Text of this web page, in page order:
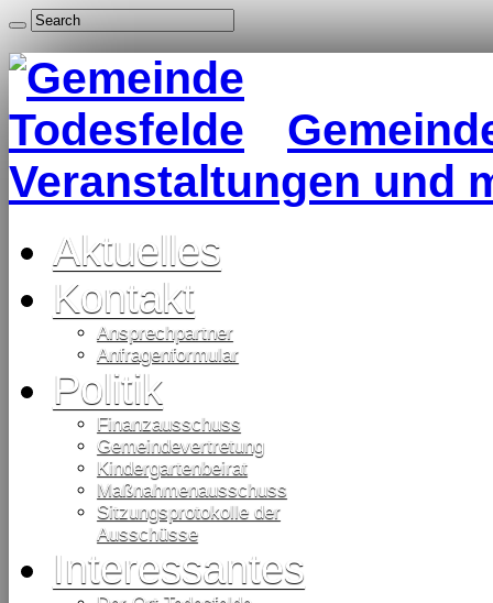
Veranstaltungen und
Aktuelles
Kontakt
Ansprechpartner
Anfragenformular
Politik
Finanzausschuss
Gemeindevertretung
Kindergartenbeirat
Maßnahmenausschuss
Sitzungsprotokolle der
Ausschüsse
Interessantes